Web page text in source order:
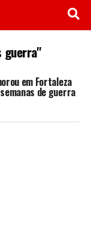
guerra"
em Fortaleza
de guerra